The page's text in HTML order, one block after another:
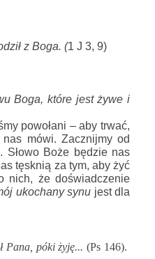
z Boga. (1 J 3, 9)
Boga, które jest żywe i
powołani – aby trwać,
mówi. Zacznijmy od
Słowo Boże będzie nas
tęsknią za tym, aby żyć
nich, że doświadczenie
ukochany synu jest dla
Pana, póki żyję... (Ps 146).